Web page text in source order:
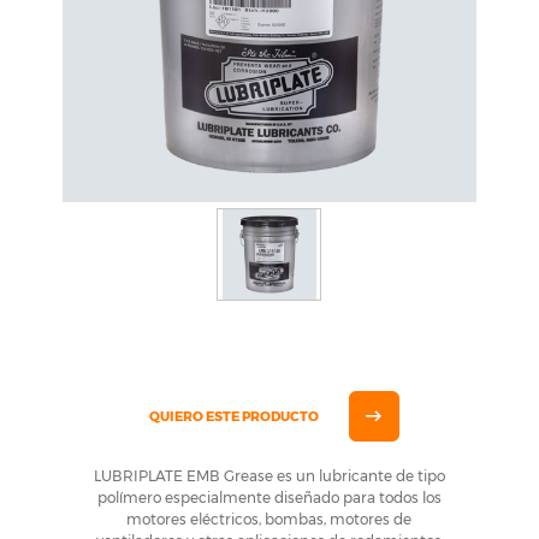
QUIERO ESTE PRODUCTO
LUBRIPLATE EMB Grease es un lubricante de tipo
polímero especialmente diseñado para todos los
motores eléctricos, bombas, motores de